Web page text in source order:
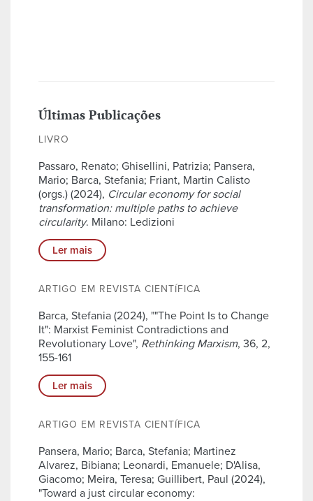
Últimas Publicações
LIVRO
Passaro, Renato; Ghisellini, Patrizia; Pansera,
Mario; Barca, Stefania; Friant, Martin Calisto
(orgs.) (2024), Circular economy for social
transformation: multiple paths to achieve
circularity. Milano: Ledizioni
Ler mais
ARTIGO EM REVISTA CIENTÍFICA
Barca, Stefania (2024), ""The Point Is to Change
It": Marxist Feminist Contradictions and
Revolutionary Love", Rethinking Marxism, 36, 2,
155-161
Ler mais
ARTIGO EM REVISTA CIENTÍFICA
Pansera, Mario; Barca, Stefania; Martinez
Alvarez, Bibiana; Leonardi, Emanuele; D'Alisa,
Giacomo; Meira, Teresa; Guillibert, Paul (2024),
"Toward a just circular economy: